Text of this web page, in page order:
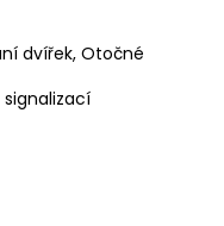
dvířek, Otočné